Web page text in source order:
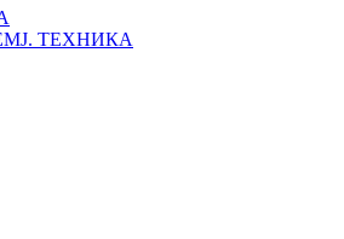
ТЕХНИКА